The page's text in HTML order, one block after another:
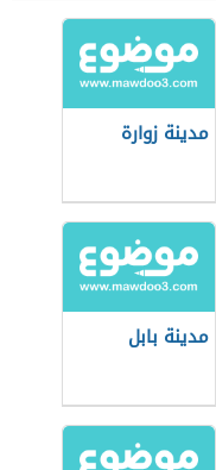
مدينة زوارة
مدينة بابل